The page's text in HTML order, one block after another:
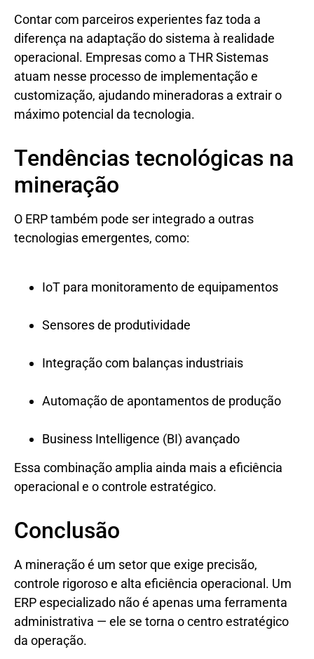
Contar com parceiros experientes faz toda a
diferença na adaptação do sistema à realidade
operacional. Empresas como a THR Sistemas
atuam nesse processo de implementação e
customização, ajudando mineradoras a extrair o
máximo potencial da tecnologia.
Tendências tecnológicas na
mineração
O ERP também pode ser integrado a outras
tecnologias emergentes, como:
IoT para monitoramento de equipamentos
Sensores de produtividade
Integração com balanças industriais
Automação de apontamentos de produção
Business Intelligence (BI) avançado
Essa combinação amplia ainda mais a eficiência
operacional e o controle estratégico.
Conclusão
A mineração é um setor que exige precisão,
controle rigoroso e alta eficiência operacional. Um
ERP especializado não é apenas uma ferramenta
administrativa — ele se torna o centro estratégico
da operação.